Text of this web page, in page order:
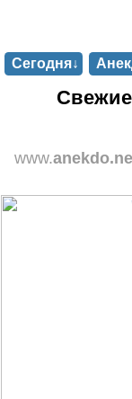
Сегодня↓
www.